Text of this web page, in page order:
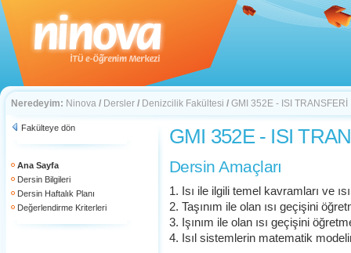
Neredeyim: Ninova / Dersler / Denizcilik Fakültesi / GMI 352E - ISI TRANSFERİ
Fakülteye dön
Ana Sayfa
Dersin Bilgileri
Dersin Haftalık Planı
Değerlendirme Kriterleri
GMI 352E - ISI
Dersin Amaçları
1. Isı ile ilgili temel kavramları ve
2. Taşınım ile olan ısı geçişini
3. Işınım ile olan ısı geçişini
4. Isıl sistemlerin matematik